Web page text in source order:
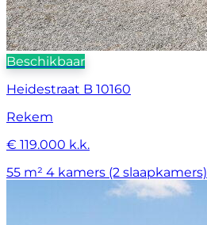
Beschikbaar
Heidestraat B 10160
Rekem
€ 119.000 k.k.
55 m² 4 kamers (2 slaapkamers)